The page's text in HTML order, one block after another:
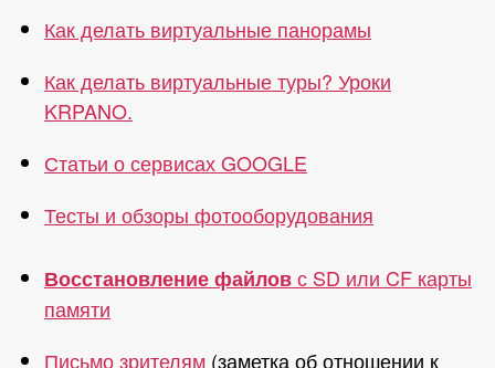
Как делать виртуальные панорамы
Как делать виртуальные туры? Уроки
KRPANO.
Статьи о сервисах GOOGLE
Тесты и обзоры фотооборудования
Восстановление файловс SD или CF карты
памяти
Письмо зрителям (заметка об отношении к